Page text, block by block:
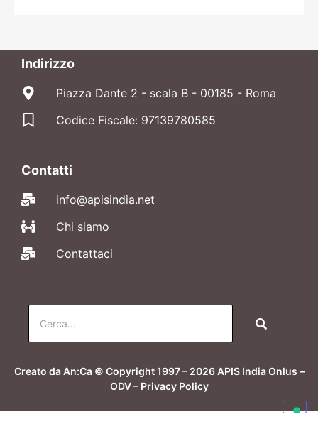
Indirizzo
Piazza Dante 2 - scala B - 00185 - Roma
Codice Fiscale: 97139780585
Contatti
info@apisindia.net
Chi siamo
Contattaci
Creato daAn:Ca© Copyright 1997 – 2026 APIS India Onlus –
ODV – Privacy Policy